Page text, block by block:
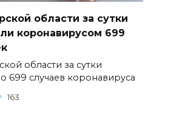
области за сутки
коронавирусом 699
области за сутки
699 случаев коронавируса
163